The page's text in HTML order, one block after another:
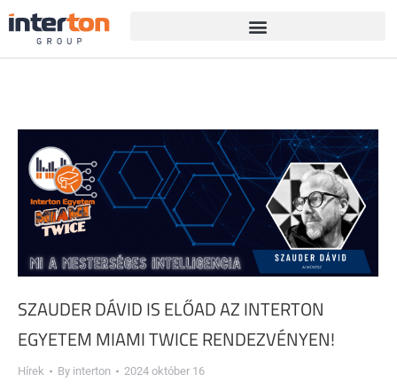
SZAUDER DÁVID IS ELŐAD AZ INTERTON
EGYETEM MIAMI TWICE RENDEZVÉNYEN!
Hírek By interton 2024 október 16